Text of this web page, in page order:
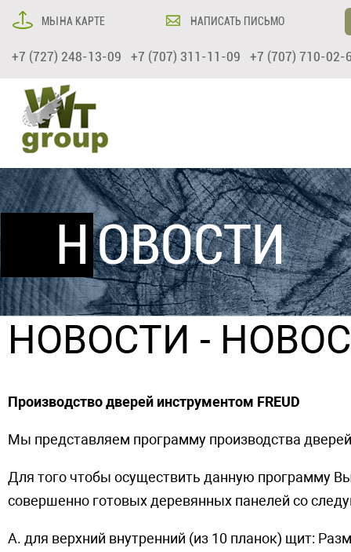
МЫ НА КАРТЕ НАПИСАТЬ ПИСЬМО
+7 (727) 248-13-09 +7 (707) 311-11-09 +7 (707) 710-02-
НОВОСТИ
НОВОСТИ -
Производство дверей инструментом FREUD
Мы представляем программу производства
Для того чтобы осуществить данную программу
совершенно готовых деревянных панелей со
A. для верхний внутренний (из 10 планок) щит: